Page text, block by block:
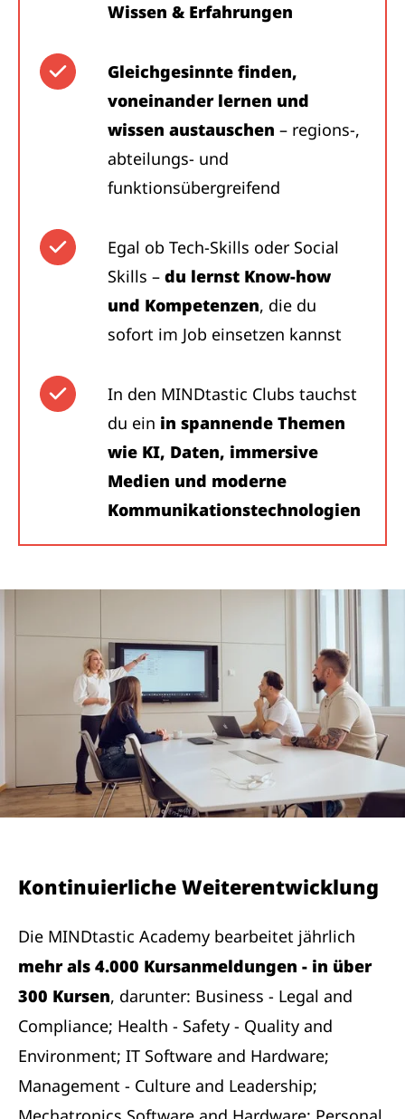
Wissen & Erfahrungen
Gleichgesinnte finden,
voneinander lernen und
wissen austauschen – regions-,
abteilungs- und
funktionsübergreifend
Egal ob Tech-Skills oder Social
Skills – du lernst Know-how
und Kompetenzen, die du
sofort im Job einsetzen kannst
In den MINDtastic Clubs tauchst
du ein in spannende Themen
wie KI, Daten, immersive
Medien und moderne
Kommunikationstechnologien
Kontinuierliche Weiterentwicklung
Die MINDtastic Academy bearbeitet jährlich
mehr als 4.000 Kursanmeldungen - in über
300 Kursen, darunter: Business - Legal and
Compliance; Health - Safety - Quality and
Environment; IT Software and Hardware;
Management - Culture and Leadership;